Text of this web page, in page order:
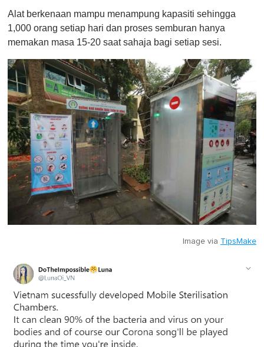
Alat berkenaan mampu menampung kapasiti sehingga
1,000 orang setiap hari dan proses semburan hanya
memakan masa 15-20 saat sahaja bagi setiap sesi.
Image via TipsMake